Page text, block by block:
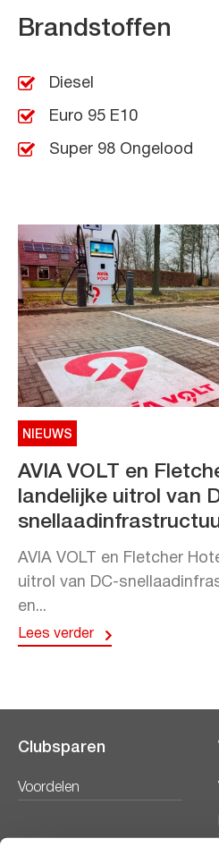
Brandstoffen
Diesel
Euro 95 E10
Super 98 Ongelood
NIEUWS
AVIA VOLT en
landelijke uitrol van
AVIA VOLT en Fletcher
uitrol van DC-
en...
Lees verder
Clubsparen
Voordelen